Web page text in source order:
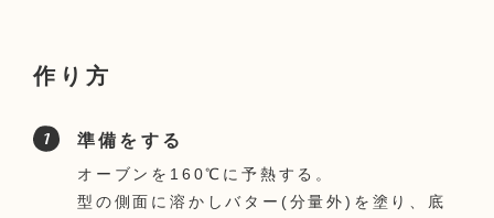
作り方
準備をする
オーブンを160℃に予熱する。
型の側面に溶かしバター(分量外)を塗り、底